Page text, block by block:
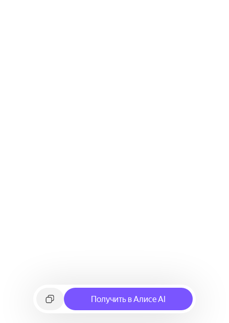
Получить в Алисе AI